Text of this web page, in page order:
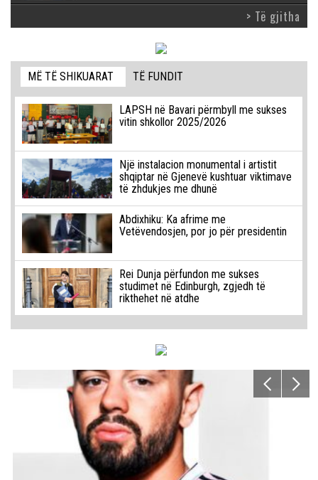
> Të gjitha
MË TË SHIKUARAT TË FUNDIT
LAPSH në Bavari përmbyll me sukses
vitin shkollor 2025/2026
Një instalacion monumental i artistit
shqiptar në Gjenevë kushtuar viktimave
të zhdukjes me dhunë
Abdixhiku: Ka afrime me
Vetëvendosjen, por jo për presidentin
Rei Dunja përfundon me sukses
studimet në Edinburgh, zgjedh të
rikthehet në atdhe